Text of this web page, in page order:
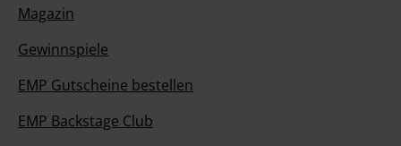
Magazin
Gewinnspiele
EMP Gutscheine bestellen
EMP Backstage Club